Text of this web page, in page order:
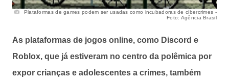
Plataformas de games podem ser usadas como incubadoras de cibercrimes -
Foto: Agência Brasil
As plataformas de jogos online, como Discord e
Roblox, que já estiveram no centro da polêmica por
expor crianças e adolescentes a crimes, também